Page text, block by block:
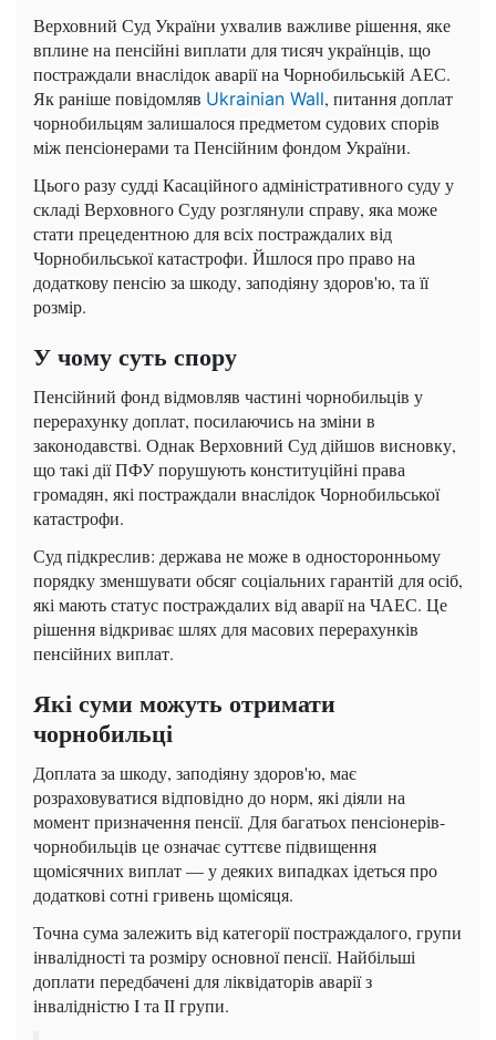
Верховний Суд України ухвалив важливе рішення, яке
вплине на пенсійні виплати для тисяч українців, що
постраждали внаслідок аварії на Чорнобильській АЕС.
Як раніше повідомляв Ukrainian Wall, питання доплат
чорнобильцям залишалося предметом судових спорів
між пенсіонерами та Пенсійним фондом України.
Цього разу судді Касаційного адміністративного суду у
складі Верховного Суду розглянули справу, яка може
стати прецедентною для всіх постраждалих від
Чорнобильської катастрофи. Йшлося про право на
додаткову пенсію за шкоду, заподіяну здоров'ю, та її
розмір.
У чому суть спору
Пенсійний фонд відмовляв частині чорнобильців у
перерахунку доплат, посилаючись на зміни в
законодавстві. Однак Верховний Суд дійшов висновку,
що такі дії ПФУ порушують конституційні права
громадян, які постраждали внаслідок Чорнобильської
катастрофи.
Суд підкреслив: держава не може в односторонньому
порядку зменшувати обсяг соціальних гарантій для осіб,
які мають статус постраждалих від аварії на ЧАЕС. Це
рішення відкриває шлях для масових перерахунків
пенсійних виплат.
Які суми можуть отримати
чорнобильці
Доплата за шкоду, заподіяну здоров'ю, має
розраховуватися відповідно до норм, які діяли на
момент призначення пенсії. Для багатьох пенсіонерів-
чорнобильців це означає суттєве підвищення
щомісячних виплат — у деяких випадках ідеться про
додаткові сотні гривень щомісяця.
Точна сума залежить від категорії постраждалого, групи
інвалідності та розміру основної пенсії. Найбільші
доплати передбачені для ліквідаторів аварії з
інвалідністю I та II групи.